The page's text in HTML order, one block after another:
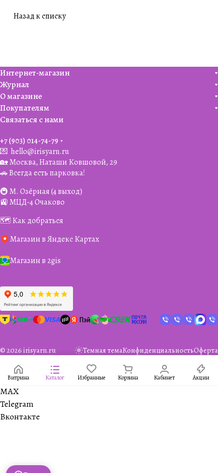
Назад к списку
Интернет-магазин
Журнал
О магазине
Покупателям
Связаться с нами
+7 (903) 014-74-79‬
💌 hello@irisyarn.ru
🏡 Москва, Наташи Ковшовой, 29
🚗 Всегда есть парковка!
🚇 М. Озёрная (4 выход)
🚉 МЦД-4 Очаково
🗺️ Как добраться
Магазин в Яндекс Картах
Магазин в 2gis
© 2026 irisyarn.ru Темная темаКонфиденциальностьОферта
Витрина Каталог Избранные Корзина Кабинет Акции
MAX
Telegram
Вконтакте